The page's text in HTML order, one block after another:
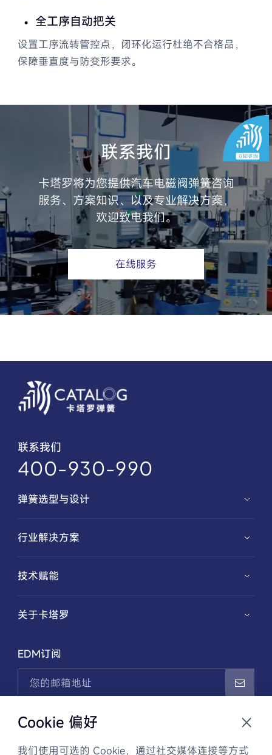
阀门弹簧定制注意点
电磁阀弹簧生产厂家——卡塔罗
弹簧
航天解决方案
无源自力记忆合金温控阀
全工序自动把关
设置工序流转管控点，闭环化运行杜绝不合格品，
保障垂直度与防变形要求。
联系我们
卡塔罗将为您提供汽车电磁阀弹簧咨询
服务、方案知识、以及专业解决方案，
欢迎致电我们。
在线服务
联系我们
400-930-990
弹簧选型与设计
行业解决方案
机械解决方案
电子解决方案
技术赋能
关于卡塔罗
创新历程
EDM订阅
我已阅读并同意
，且通过EDM邮件接收卡塔罗
商业信息和最新动态。可随时联系客服取消订阅。
Cookie 偏好
我们使用可选的 Cookie，通过社交媒体连接等方式